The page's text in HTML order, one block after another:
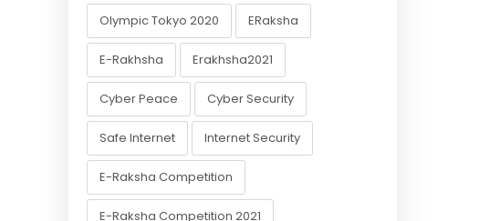
Olympic Tokyo 2020 ERaksha
E-Rakhsha Erakhsha2021
Cyber Peace Cyber Security
Safe Internet Internet Security
E-Raksha Competition
E-Raksha Competition 2021